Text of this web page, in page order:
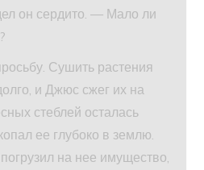
он сердито. — Мало ли
Сушить растения
и Джюс сжег их на
стеблей осталась
ее глубоко в землю.
на нее имущество,